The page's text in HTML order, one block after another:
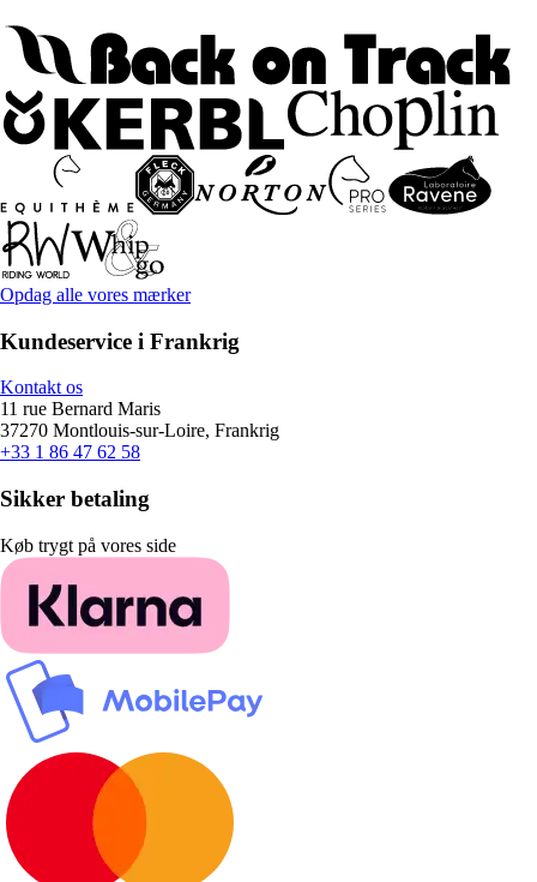
Opdag alle vores mærker
Kundeservice i Frankrig
Kontakt os
11 rue Bernard Maris
37270 Montlouis-sur-Loire, Frankrig
+33 1 86 47 62 58
Sikker betaling
Køb trygt på vores side